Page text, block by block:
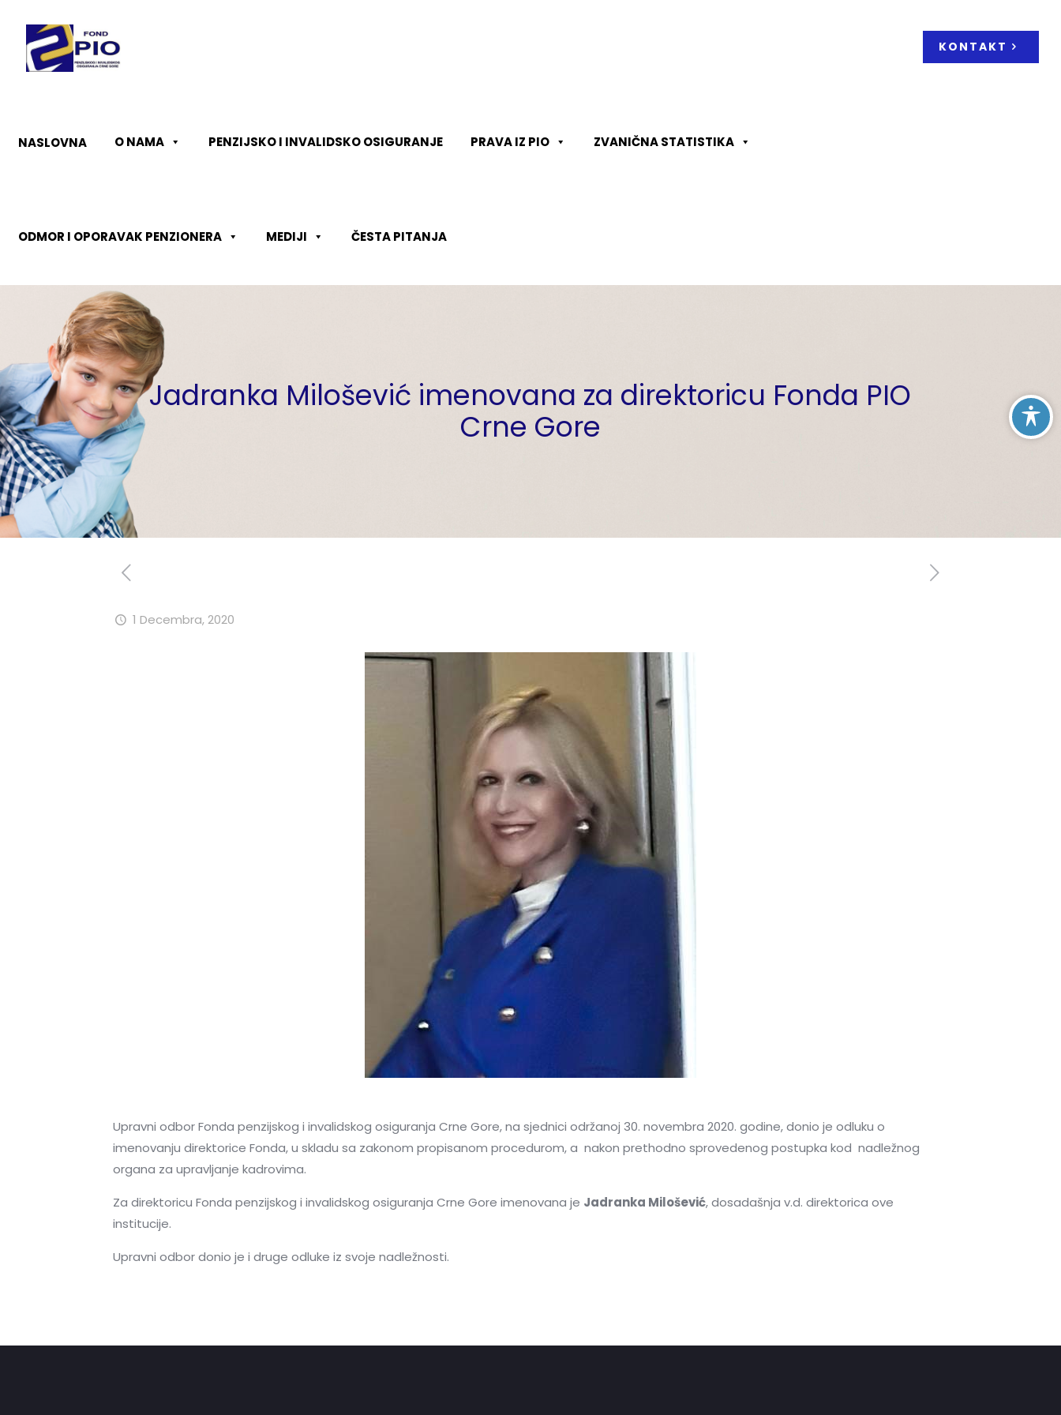
NASLOVNA O NAMA PENZIJSKO I INVALIDSKO OSIGURANJE PRAVA IZ PIO ZVANIČNA STATISTIKA
ODMOR I OPORAVAK PENZIONERA MEDIJI ČESTA PITANJA
KONTAKT
Jadranka Milošević imenovana za direktoricu Fonda PIO
Crne Gore
1 Decembra, 2020
Upravni odbor Fonda penzijskog i invalidskog osiguranja Crne Gore, na sjednici održanoj 30. novembra 2020. godine, donio je odluku o
imenovanju direktorice Fonda, u skladu sa zakonom propisanom procedurom, a nakon prethodno sprovedenog postupka kod nadležnog
organa za upravljanje kadrovima.
Za direktoricu Fonda penzijskog i invalidskog osiguranja Crne Gore imenovana je Jadranka Milošević, dosadašnja v.d. direktorica ove
institucije.
Upravni odbor donio je i druge odluke iz svoje nadležnosti.